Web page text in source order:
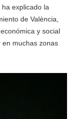
explicado la
de València,
y social
muchas zonas